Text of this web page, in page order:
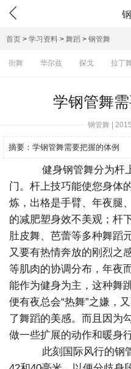

首页 > 学习资料 > 舞蹈 > 钢管舞
街舞 华尔兹 探戈 拉丁
学钢管舞
钢管舞 |
摘要： 学钢管舞需要把握的体例
健身钢管舞分为杆
门。杆上技巧能使您身体
炼，出格是手臂、年夜腿
的减肥塑身效不美观；杆
肚皮舞、芭蕾等多种舞蹈
又要有热情奔放的刚烈之
等肌肉的协调分布，年夜
能作为健身为主，这种舞
便有夜总会“热舞”之嫌，
了舞蹈的美感。而且因为
做一些扩展的动作和暖身
此刻国际风行的钢